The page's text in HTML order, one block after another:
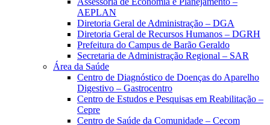
AEPLAN
Diretoria Geral de Administração – DGA
Diretoria Geral de Recursos Humanos – DGRH
Prefeitura do Campus de Barão Geraldo
Secretaria de Administração Regional – SAR
Área da Saúde
Centro de Diagnóstico de Doenças do Aparelho
Digestivo – Gastrocentro
Centro de Estudos e Pesquisas em Reabilitação –
Cepre
Centro de Saúde da Comunidade – Cecom